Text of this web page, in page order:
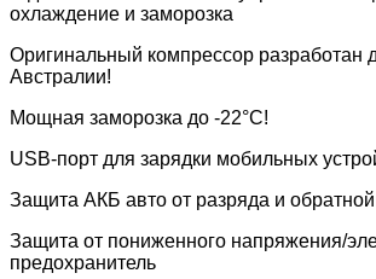
охлаждение и заморозка
Оригинальный компрессор разработан
Австралии!
Мощная заморозка до -22°С!
USB-порт для зарядки мобильных
Защита АКБ авто от разряда и
Защита от пониженного напряжения/
предохранитель